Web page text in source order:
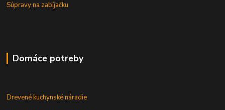
Súpravy na zabíjačku
Domáce potreby
Drevené kuchynské náradie